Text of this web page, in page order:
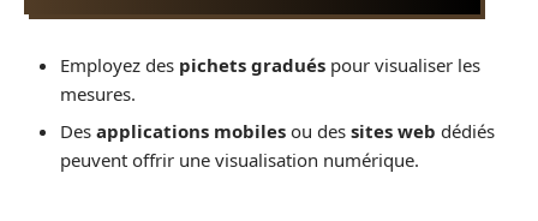
Employez des pichets gradués pour visualiser les
mesures.
Des applications mobiles ou des sites web dédiés
peuvent offrir une visualisation numérique.